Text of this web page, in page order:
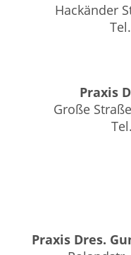
Hackänder
Praxis
Große
Praxis Dres.